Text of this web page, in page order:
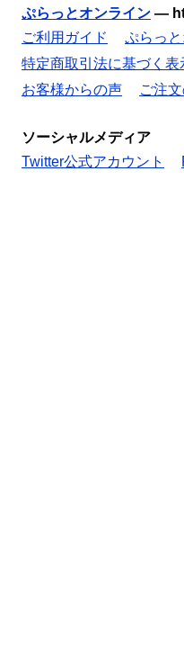
ぷらっとオンライン —
ご利用ガイド
ぷらっ
特定商取引法に基づく表
お客様からの声
ご注
ソーシャルメディア
Twitter公式アカウント